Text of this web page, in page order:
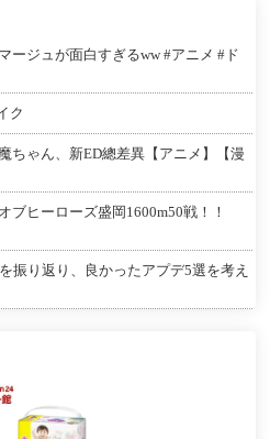
ージュが面白すぎるww #アニメ #ド
ク
ちゃん、新ED總差異【アニメ】【漫
ブヒーローズ盛岡1600m50戦！！
振り返り、良かったアプデ5選を考え